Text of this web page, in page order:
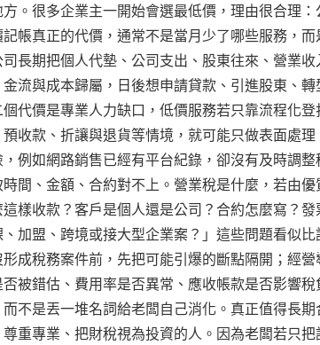
。很多企業主一開始會選最低價，理由很合理
帳真正的代價，通常不是當月少了哪些服務，
長期把個人代墊、公司支出、股東往來、營業
流與成本歸屬，日後想申請貸款、引進股東、
代價是專業人力缺口，低價服務若只靠流程化
收款、折讓與退貨等情境，就可能只做表面處
例如網路銷售已經有平台紀錄，卻沒有及時調
間、金額、合約對不上。營業稅是什麼，若由
這樣收款？客戶是個人還是公司？合約怎麼寫？
加盟、跨境或接大型企業案？」這些問題看似
成稅務案件前，先把可能引爆的斷點隔開；經
被錯估、費用率是否異常、應收帳款是否影響
不是丟一堆名詞給老闆自己消化。真正值得長
重專業、把財稅視為投資的人。因為老闆若只